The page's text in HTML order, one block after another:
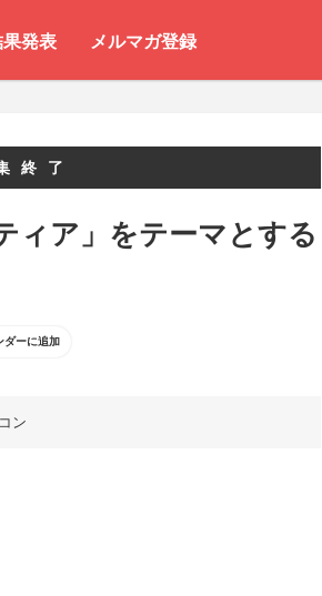
果発表 メルマガ登録
終了
ィア」をテーマとする
ダーに追加
ン